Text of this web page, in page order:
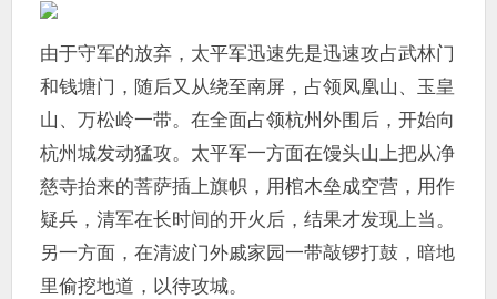
由于守军的放弃，太平军迅速先是迅速攻占武林门
和钱塘门，随后又从绕至南屏，占领凤凰山、玉皇
山、万松岭一带。在全面占领杭州外围后，开始向
杭州城发动猛攻。太平军一方面在馒头山上把从净
慈寺抬来的菩萨插上旗帜，用棺木垒成空营，用作
疑兵，清军在长时间的开火后，结果才发现上当。
另一方面，在清波门外戚家园一带敲锣打鼓，暗地
里偷挖地道，以待攻城。